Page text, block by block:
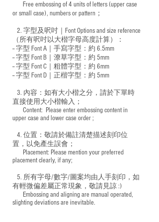
Free embossing of 4 units of letters (upper case
or small case), numbers or pattern；
2. 字型及呎吋｜ Font Options and size reference
（所有呎吋以大楷字母高度計算）：
-- 字型 Font A｜手寫字型：約 6.5mm
-- 字型 Font B｜潦草字型： 約 5mm
-- 字型 Font C｜粗體字型：約 6mm
-- 字型 Font D｜正楷字型： 約 5mm
3. 內容：如有大小楷之分，請於下單時
直接使用大小楷輸入；
​ Content: Please enter embossing content in
upper case and lower case order ;
4. 位置：敬請於備註清楚描述刻印位
置，以免產生誤會；
​ Placement: Please mention your preferred
placement clearly, if any;
5. 所有字母/數字/圖案均由人手刻印，如
有輕微偏差屬正常現象，敬請見諒 :)
​ Embossing and aligning are manual operated,
slighting deviations are inevitable.